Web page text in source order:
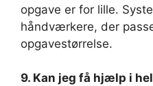
opgave er for lille.
håndværkere, der
opgavestørrelse.
9. Kan jeg få hjælp i